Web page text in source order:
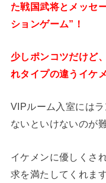
た戦国武将とメッセ
ションゲーム”！
少しポンコツだけど
れタイプの違うイケ
VIPルーム入室には
ないといけないのが
イケメンに優しくさ
求を満たしてくれます